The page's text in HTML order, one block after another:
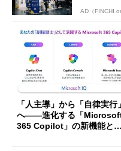
AD（FINCHI
「人主導」から「自律実行」
へ――進化する「
365 Copilot」の新機能とエ